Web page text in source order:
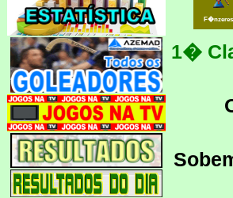
F�nzeres
1�